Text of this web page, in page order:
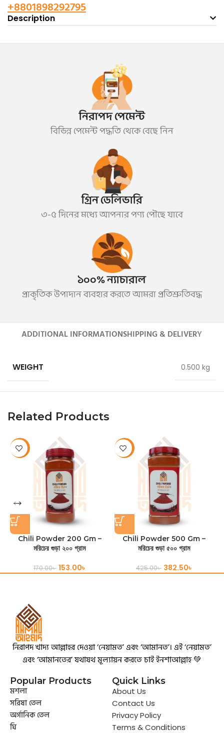
+8801898292795
Description
নিরাপদ পেমেন্ট
বিভিন্ন পেমেন্ট পদ্ধতি থেকে বেছে নিন
গ্রিন ডেলিভারি
৩-৫ দিনের মধ্যে আপনার পণ্য পৌছে যাবে
১০০% ন্যাচারাল
প্রাকৃতিক উপাদান ব্যবহার করতে আমরা প্রতিশ্রুতিবদ্ধ
ADDITIONAL INFORMATIONSHIPPING & DELIVERY
WEIGHT 0.500 kg
Related Products
-10%
Chili Powder 200 Gm –
মরিচের গুড়া ২০০ গ্রাম
170.00৳ 153.00৳
-10%
Chili Powder 500 Gm –
মরিচের গুড়া ৫০০ গ্রাম
425.00৳ 382.50৳
নিরাপদ খাদ্য আল্লাহর দেওয়া ‘নেয়ামত’ এবং ‘আমানত’। এই ‘নেয়ামত’
এবং ‘আমানতের’ যথাযথ মূল্যায়ন করতে চাই ইনশাআল্লাহ 💚
Popular Products
মশলা
সরিষা তেল
অর্গানিক তেল
ঘি
Quick Links
About Us
Contact Us
Privacy Policy
Terms & Conditions